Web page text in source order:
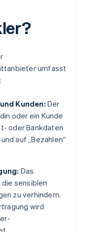
umfasst
Kunden: Der
oder ein Kunde
oder Bankdaten
auf „Bezahlen“
Das
sensiblen
zu verhindern.
wird